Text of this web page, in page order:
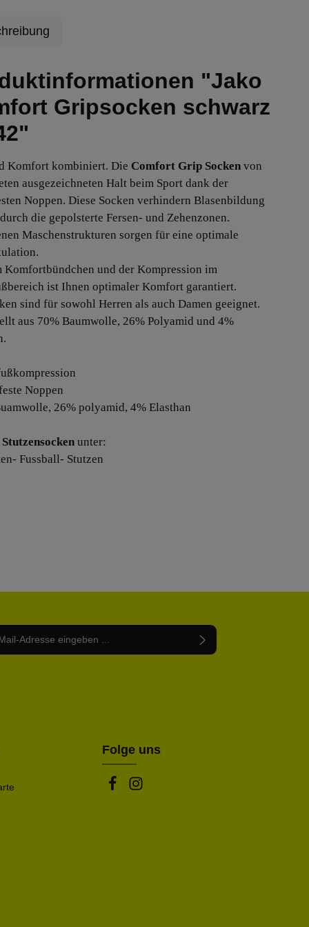
"Jako
Gripsocken schwarz
Komfort kombiniert. Die Comfort Grip Socken von
ausgezeichneten Halt beim Sport dank der
Noppen. Diese Socken verhindern Blasenbildung
die gepolsterte Fersen- und Zehenzonen.
Maschenstrukturen sorgen für eine optimale
Komfortbündchen und der Kompression im
ist Ihnen optimaler Komfort garantiert.
sind für sowohl Herren als auch Damen geeignet.
aus 70% Baumwolle, 26% Polyamid und 4%
Noppen
26% polyamid, 4% Elasthan
Stutzensocken unter:
Fussball- Stutzen
Folge uns